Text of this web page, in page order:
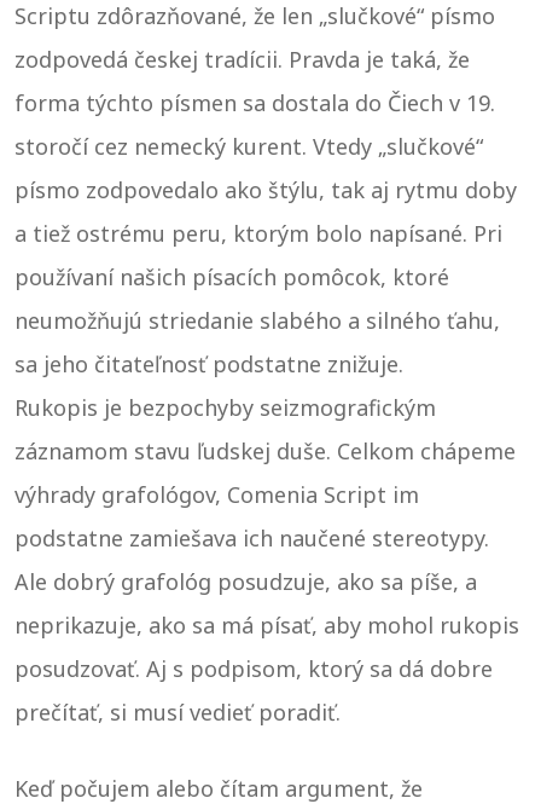
Scriptu zdôrazňované, že len „slučkové“ písmo
zodpovedá českej tradícii. Pravda je taká, že
forma týchto písmen sa dostala do Čiech v 19.
storočí cez nemecký kurent. Vtedy „slučkové“
písmo zodpovedalo ako štýlu, tak aj rytmu doby
a tiež ostrému peru, ktorým bolo napísané. Pri
používaní našich písacích pomôcok, ktoré
neumožňujú striedanie slabého a silného ťahu,
sa jeho čitateľnosť podstatne znižuje.
Rukopis je bezpochyby seizmografickým
záznamom stavu ľudskej duše. Celkom chápeme
výhrady grafológov, Comenia Script im
podstatne zamiešava ich naučené stereotypy.
Ale dobrý grafológ posudzuje, ako sa píše, a
neprikazuje, ako sa má písať, aby mohol rukopis
posudzovať. Aj s podpisom, ktorý sa dá dobre
prečítať, si musí vedieť poradiť.
Keď počujem alebo čítam argument, že